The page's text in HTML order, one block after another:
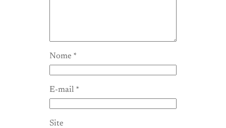
Nome *
E-mail *
Site